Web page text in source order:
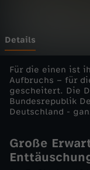
-
A
u
b
Details
Für die einen ist
Aufbruchs – für
gescheitert. Die
Bundesrepublik
Deutschland -
Große